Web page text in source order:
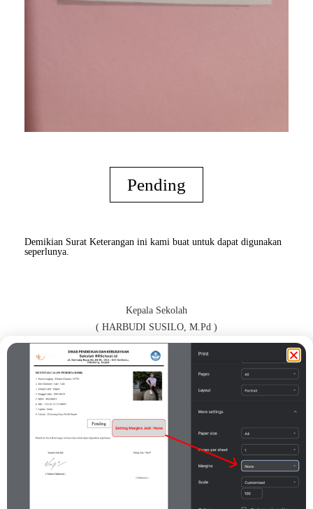
Pending
Demikian Surat Keterangan ini kami buat untuk dapat digunakan
seperlunya.
Kepala Sekolah
( HARBUDI SUSILO, M.Pd )
Orang Tua / Wali*
( SUNTORO )
Print